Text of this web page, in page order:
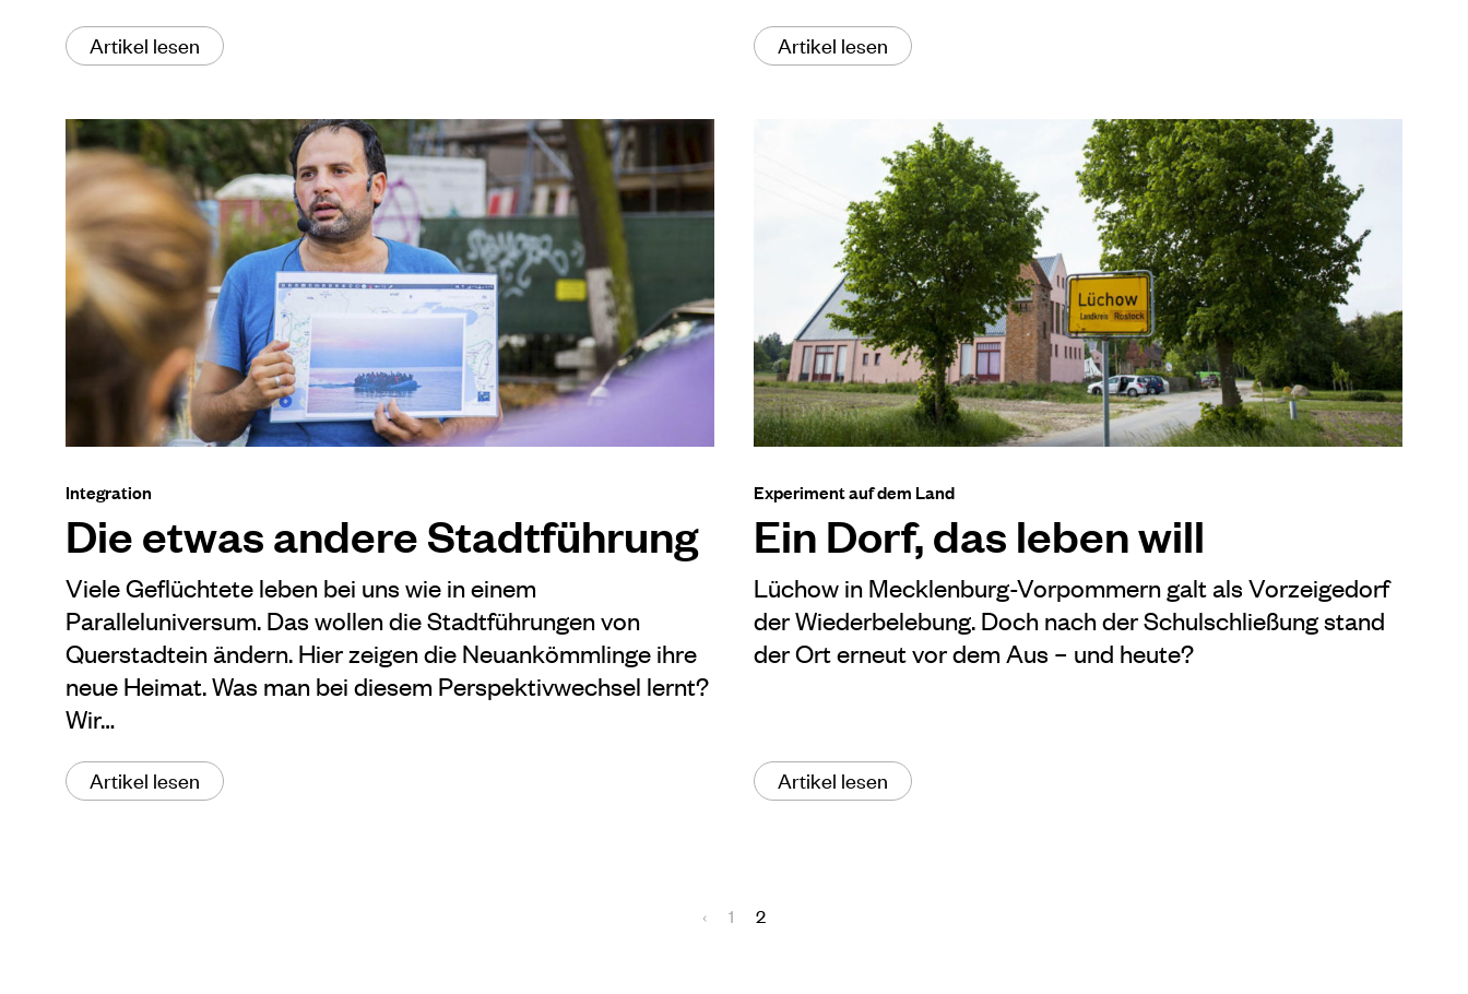
Artikel lesen Artikel lesen
Integration
Die etwas andere Stadtführung
Viele Geflüchtete leben bei uns wie in einem
Paralleluniversum. Das wollen die Stadtführungen von
Querstadtein ändern. Hier zeigen die Neuankömmlinge ihre
neue Heimat. Was man bei diesem Perspektivwechsel lernt?
Wir…
Artikel lesen
Experiment auf dem Land
Ein Dorf, das leben will
Lüchow in Mecklenburg-Vorpommern galt als Vorzeigedorf
der Wiederbelebung. Doch nach der Schulschließung stand
der Ort erneut vor dem Aus – und heute?
Artikel lesen
‹ 1 2